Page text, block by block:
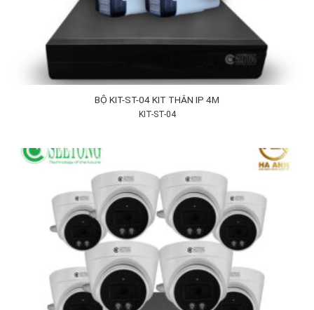
BỘ KIT-ST-04 KIT THÂN IP 4M
KIT-ST-04